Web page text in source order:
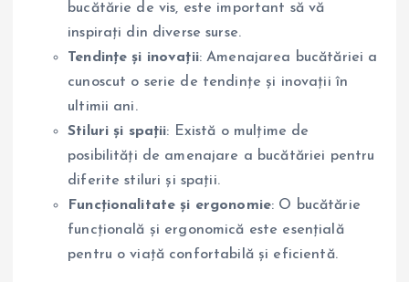
bucătărie de vis, este important să vă
inspirați din diverse surse.
Tendințe și inovații: Amenajarea bucătăriei a
cunoscut o serie de tendințe și inovații în
ultimii ani.
Stiluri și spații: Există o mulțime de
posibilități de amenajare a bucătăriei pentru
diferite stiluri și spații.
Funcționalitate și ergonomie: O bucătărie
funcțională și ergonomică este esențială
pentru o viață confortabilă și eficientă.